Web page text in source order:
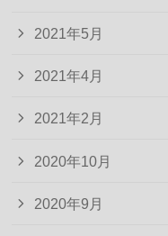
2021年5月
2021年4月
2021年2月
2020年10月
2020年9月